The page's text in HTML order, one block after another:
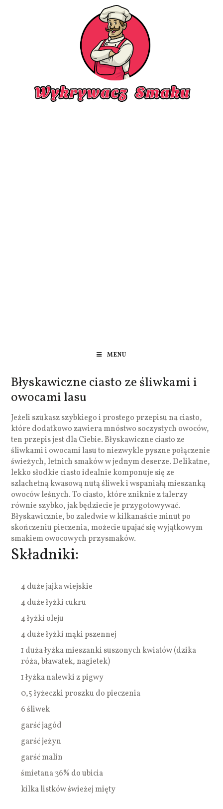
MENU
Błyskawiczne ciasto ze śliwkami i
owocami lasu
Jeżeli szukasz szybkiego i prostego przepisu na ciasto,
które dodatkowo zawiera mnóstwo soczystych owoców,
ten przepis jest dla Ciebie. Błyskawiczne ciasto ze
śliwkami i owocami lasu to niezwykle pyszne połączenie
świeżych, letnich smaków w jednym deserze. Delikatne,
lekko słodkie ciasto idealnie komponuje się ze
szlachetną kwasową nutą śliwek i wspaniałą mieszanką
owoców leśnych. To ciasto, które zniknie z talerzy
równie szybko, jak będziecie je przygotowywać.
Błyskawicznie, bo zaledwie w kilkanaście minut po
skończeniu pieczenia, możecie upajać się wyjątkowym
smakiem owocowych przysmaków.
Składniki:
4 duże jajka wiejskie
4 duże łyżki cukru
4 łyżki oleju
4 duże łyżki mąki pszennej
1 duża łyżka mieszanki suszonych kwiatów (dzika
róża, bławatek, nagietek)
1 łyżka nalewki z pigwy
0,5 łyżeczki proszku do pieczenia
6 śliwek
garść jagód
garść jeżyn
garść malin
śmietana 36% do ubicia
kilka listków świeżej mięty